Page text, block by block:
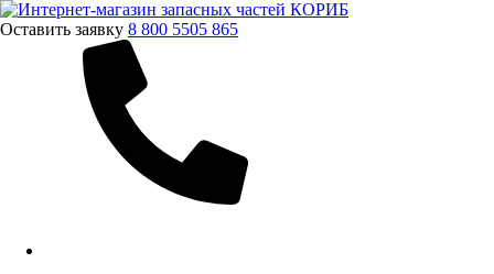
Оставить заявку 8 800 5505 865